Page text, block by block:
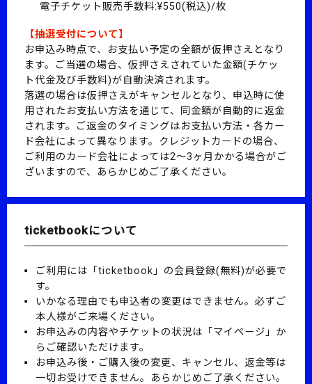
電子チケット販売手数料:¥550(税込)/枚
【抽選受付について】
お申込み時点で、お支払い予定の全額が仮押さえとなり
ます。
ご当選の場合、仮押さえされていた金額(チケッ
ト代金及び手数料)が自動決済されます。
落選の場合は仮押さえがキャンセルとなり、申込時に使
用されたお支払い方法を通じて、同金額が自動的に返金
されます。
ご返金のタイミングはお支払い方法・各カー
ド会社によって異なります。 クレジットカードの場合、
ご利用のカード会社によっては2～3ヶ月かかる場合がご
ざいますので、あらかじめご了承ください。
ticketbookについて
ご利用には「ticketbook」の会員登録(無料)が必要で
す。
いかなる理由でも申込者の変更はできません。必ずご
本人様がご来場ください。
お申込みの内容やチケットの状況は「マイページ」か
らご確認いただけます。
お申込み後・ご購入後の変更、キャンセル、返金等は
一切お受けできません。あらかじめご了承ください。